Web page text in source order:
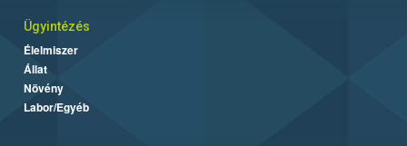
Ügyintézés
Élelmiszer
Állat
Növény
Labor/Egyéb